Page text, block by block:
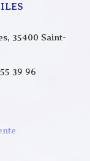
35400 Saint-
39 96